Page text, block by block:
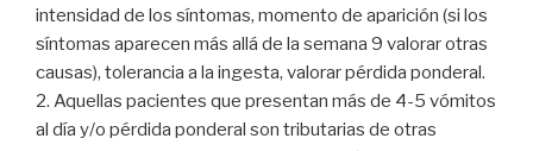
intensidad de los síntomas, momento de aparición (si los
síntomas aparecen más allá de la semana 9 valorar otras
causas), tolerancia a la ingesta, valorar pérdida ponderal.
2. Aquellas pacientes que presentan más de 4-5 vómitos
al día y/o pérdida ponderal son tributarias de otras